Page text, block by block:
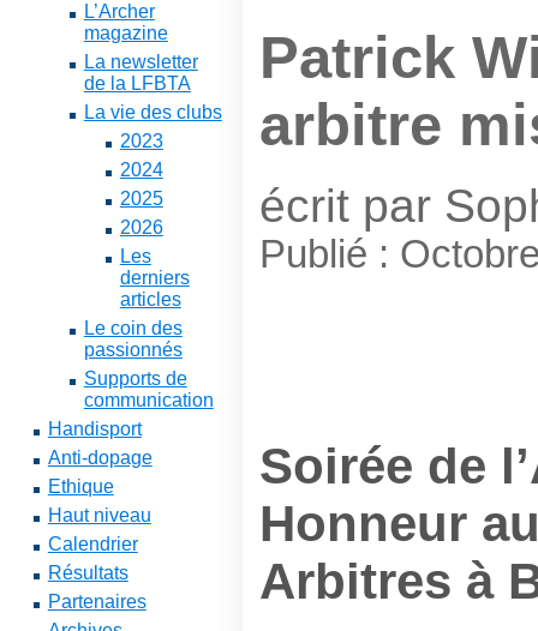
L’Archer
magazine
La newsletter
de la LFBTA
La vie des clubs
2023
2024
2025
2026
Les
derniers
articles
Le coin des
passionnés
Supports de
communication
Handisport
Anti-dopage
Ethique
Haut niveau
Calendrier
Résultats
Partenaires
Patrick
arbitre
écrit par
Publié :
Soirée de
Honneur
Arbitres à